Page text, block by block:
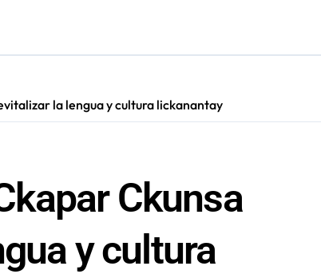
a la región en el Festival Rockódromo de Valparaíso
la lengua y cultura lickanantay
Ckunsa
y cultura